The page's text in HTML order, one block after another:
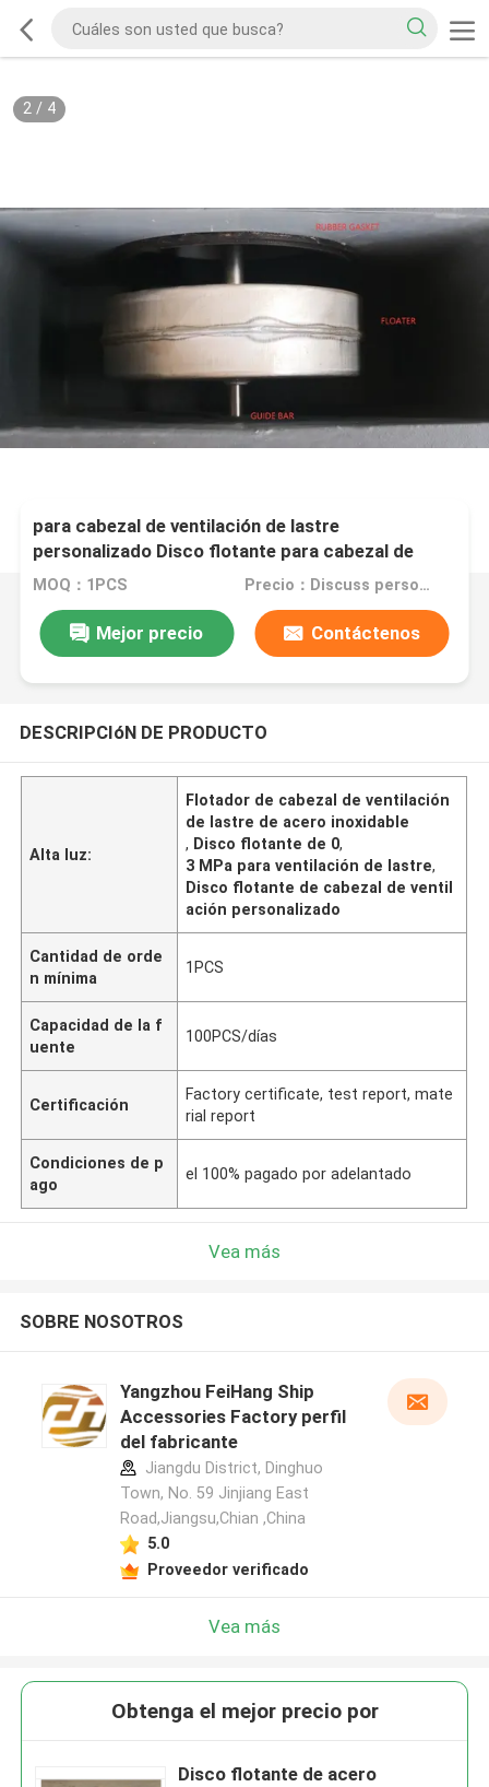
2/ 4
para cabezal de ventilación de lastre
personalizado Disco flotante para cabezal de
ventilación de lastre
MOQ：1PCS Precio：Discuss personally
Mejor precio Contáctenos
DESCRIPCIóN DE PRODUCTO
Alta luz:
Flotador de cabezal de ventilación
de lastre de acero inoxidable
, Disco flotante de 0,
3 MPa para ventilación de lastre,
Disco flotante de cabezal de ventil
ación personalizado
Cantidad de orde
n mínima
1PCS
Capacidad de la f
uente
100PCS/días
Certificación
Factory certificate, test report, mate
rial report
Condiciones de p
ago
el 100% pagado por adelantado
Vea más
SOBRE NOSOTROS
Yangzhou FeiHang Ship
Accessories Factory perfil
del fabricante
Jiangdu District, Dinghuo
Town, No. 59 Jinjiang East
Road,Jiangsu,Chian ,China
5.0
Proveedor verificado
Vea más
Obtenga el mejor precio por
Disco flotante de acero